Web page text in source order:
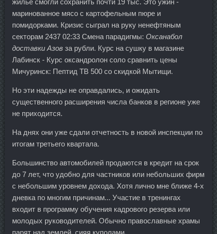
жилье смогли сохранить почти 19 тыс. Это ужин -
маринованное мясо с картофельным пюре и
помидорками. Кризис сыграл на руку ненефтяным
секторам 2437 02:33 Смена парадигмы: Оксанабол
доставки Азов за рубли. Курс на сушку в магазине
Лабинск - Курс оксандролон соло сравнить цены
Мичуринск: Пептид TB 500 со скидкой Мытищи.
Но эти надежды не оправдались, и ожидать
существенного расширения числа банков в регионе уже
не приходится.
На днях они уже сдали отчетность в новой инспекции по
итогам третьего квартала.
Большинство автомобилей продаются в кредит на срок
до 7 лет, что удобно для частников или небольших фирм
с небольшим уровнем дохода. Хотя лично мне ближе 4-х
дневка по многим причинам... Участие в тренингах
входит в программу обучения кадрового резерва или
молодых руководителей. Обычно православные храмы